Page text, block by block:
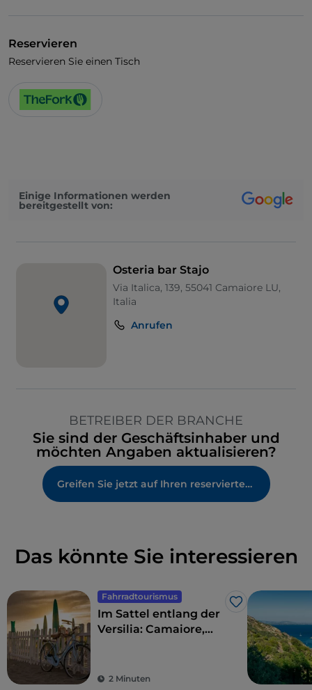
Reservieren
Reservieren Sie einen Tisch
Einige Informationen werden
bereitgestellt von:
Osteria bar Stajo
Via Italica, 139, 55041 Camaiore LU,
Italia
Anrufen
BETREIBER DER BRANCHE
Sie sind der Geschäftsinhaber und
möchten Angaben aktualisieren?
Greifen Sie jetzt auf Ihren reservierten Bereich zu
Das könnte Sie interessieren
Fahrradtourismus
Like
Im Sattel entlang der
Versilia: Camaiore,
Umgebung
2 Minuten